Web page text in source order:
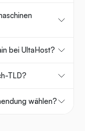
bei UltaHost?
TLD?
wählen?